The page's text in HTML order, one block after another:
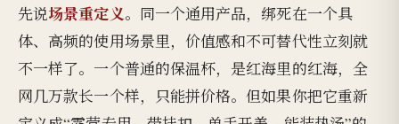
先说场景重定义。同一个通用产品，绑死在一个具
体、高频的使用场景里，价值感和不可替代性立刻就
不一样了。一个普通的保温杯，是红海里的红海，全
网几万款长一个样，只能拼价格。但如果你把它重新